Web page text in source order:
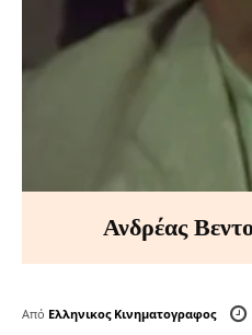
Ανδρέας
Από Ελληνικος Κινηματογραφος